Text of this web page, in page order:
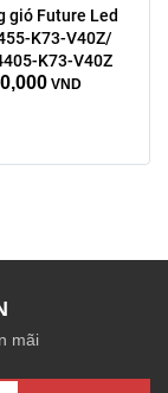
gió Future Led
K73-V40Z/
K73-V40Z
VND
mãi